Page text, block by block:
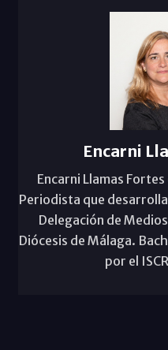
Encarni
Encarni Llamas
Periodista que
Delegación de
Diócesis de Málaga.
por el